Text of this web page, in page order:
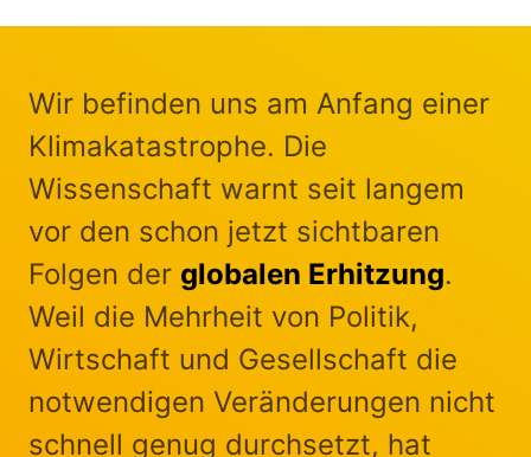
Wir befinden uns am Anfang einer
Klimakatastrophe. Die
Wissenschaft warnt seit langem
vor den schon jetzt sichtbaren
Folgen der globalen Erhitzung.
Weil die Mehrheit von Politik,
Wirtschaft und Gesellschaft die
notwendigen Veränderungen nicht
schnell genug durchsetzt, hat